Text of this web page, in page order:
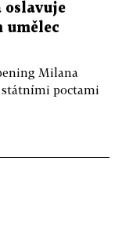
oslavuje
umělec
Milana
státními poctami